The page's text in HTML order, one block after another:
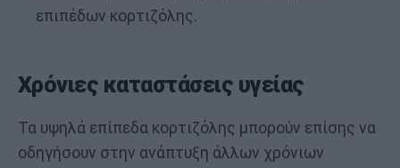
επιπέδων κορτιζόλης.
Χρόνιες καταστάσεις υγείας
Τα υψηλά επίπεδα κορτιζόλης μπορούν επίσης να
οδηγήσουν στην ανάπτυξη άλλων χρόνιων